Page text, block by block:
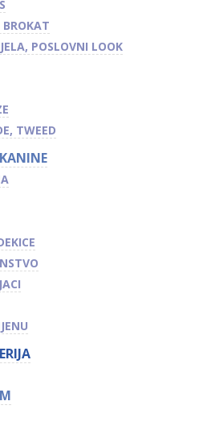
POSLOVNI LOOK
TWEED